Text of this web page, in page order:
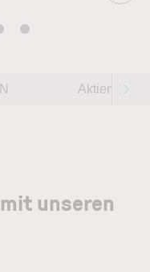
Aktien im
unseren